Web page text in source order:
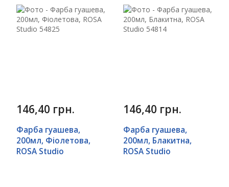
146,40 грн.
Фарба гуашева,
200мл, Фіолетова,
ROSA Studio
146,40 грн.
Фарба гуашева,
200мл, Блакитна,
ROSA Studio